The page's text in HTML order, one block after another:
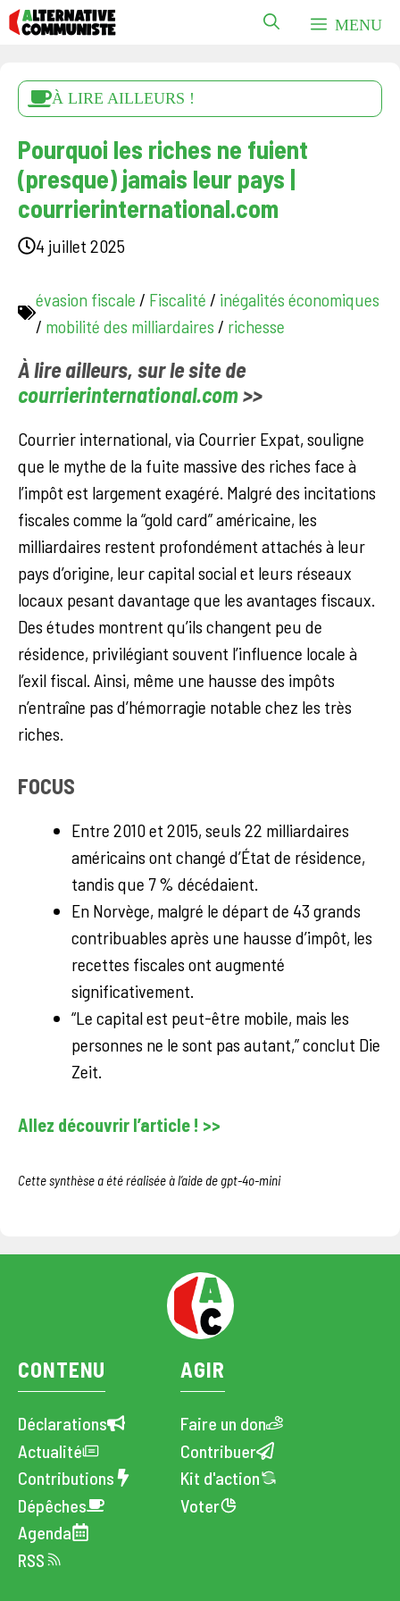
Aller
au
MENU
À LIRE AILLEURS !
Pourquoi les riches ne fuient
(presque) jamais leur pays |
courrierinternational.com
4 juillet 2025
évasion fiscale / Fiscalité / inégalités économiques
/ mobilité des milliardaires / richesse
À lire ailleurs, sur le site de
courrierinternational.com>>
Courrier international, via Courrier Expat, souligne
que le mythe de la fuite massive des riches face à
l’impôt est largement exagéré. Malgré des incitations
fiscales comme la “gold card” américaine, les
milliardaires restent profondément attachés à leur
pays d’origine, leur capital social et leurs réseaux
locaux pesant davantage que les avantages fiscaux.
Des études montrent qu’ils changent peu de
résidence, privilégiant souvent l’influence locale à
l’exil fiscal. Ainsi, même une hausse des impôts
n’entraîne pas d’hémorragie notable chez les très
riches.
FOCUS
Entre 2010 et 2015, seuls 22 milliardaires
américains ont changé d’État de résidence,
tandis que 7 % décédaient.
En Norvège, malgré le départ de 43 grands
contribuables après une hausse d’impôt, les
recettes fiscales ont augmenté
significativement.
“Le capital est peut-être mobile, mais les
personnes ne le sont pas autant,” conclut Die
Zeit.
Allez découvrir l’article ! >>
Cette synthèse a été réalisée à l’aide de gpt-4o-mini
CONTENU
Déclarations
Actualité
Contributions
Dépêches
Agenda
RSS
AGIR
Faire un don
Contribuer
Kit d'action
Voter